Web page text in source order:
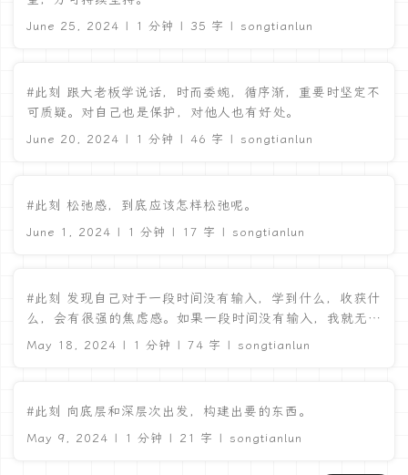
June 25, 2024 | 1 分钟 | 35 字 | songtianlun
#此刻 跟大老板学说话，时而委婉，循序渐，重要时坚定不
可质疑。对自己也是保护，对他人也有好处。
June 20, 2024 | 1 分钟 | 46 字 | songtianlun
#此刻 松弛感，到底应该怎样松弛呢。
June 1, 2024 | 1 分钟 | 17 字 | songtianlun
#此刻 发现自己对于一段时间没有输入，学到什么，收获什
么，会有很强的焦虑感。如果一段时间没有输入，我就无心
去做其他事情。就像是没有吃饱，没有穿暖一样。 ...
May 18, 2024 | 1 分钟 | 74 字 | songtianlun
#此刻 向底层和深层次出发，构建出要的东西。
May 9, 2024 | 1 分钟 | 21 字 | songtianlun